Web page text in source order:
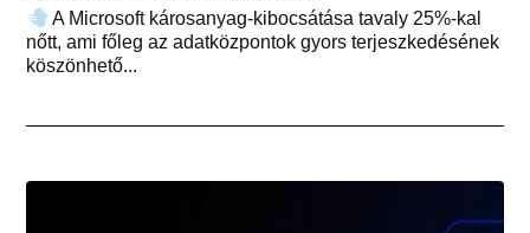
A Microsoft károsanyag-kibocsátása tavaly 25%-kal
nőtt, ami főleg az adatközpontok gyors terjeszkedésének
köszönhető...